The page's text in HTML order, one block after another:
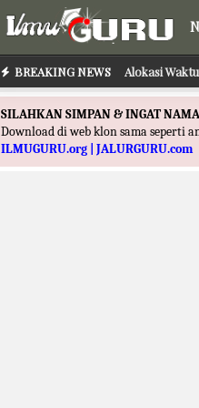
BREAKING NEWS Alokasi
SILAHKAN SIMPAN & INGAT
Download di web klon sama seperti
ILMUGURU.org | JALURGURU.com